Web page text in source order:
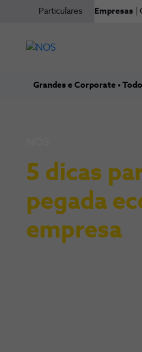
Particulares Empresas
Grandes e Corporate
5 dicas
pegada
empresa